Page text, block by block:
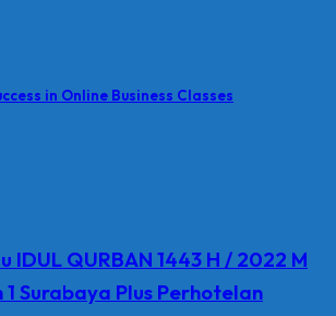
in Online Business Classes
IDUL QURBAN 1443 H / 2022 M
1 Surabaya Plus Perhotelan